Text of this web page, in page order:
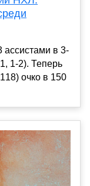
в 3-
1-2). Теперь
очко в 150